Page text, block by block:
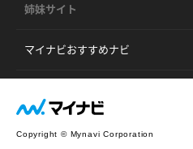
姉妹サイト
マイナビおすすめナビ
Copyright © Mynavi Corporation